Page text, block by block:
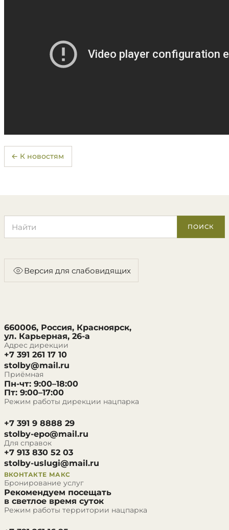
← К новостям
ПОИСК
Версия для слабовидящих
660006, Россия, Красноярск,
ул. Карьерная, 26-а
Адрес дирекции
+7 391 261 17 10
stolby@mail.ru
Приёмная
Пн-чт: 9:00–18:00
Пт: 9:00–17:00
Режим работы дирекции нацпарка
+7 391 9 8888 29
stolby-epo@mail.ru
Для справок
+7 913 830 52 03
stolby-uslugi@mail.ru
ВКОНТАКТЕ МАКС
Бронирование услуг
Рекомендуем посещать
в светлое время суток
Режим работы территории нацпарка